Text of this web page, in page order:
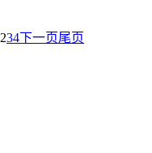
234下一页尾页